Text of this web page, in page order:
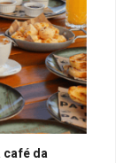
café da